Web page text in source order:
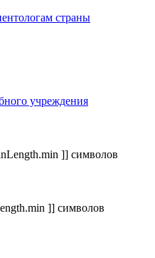
страны
учреждения
]] символов
]] символов